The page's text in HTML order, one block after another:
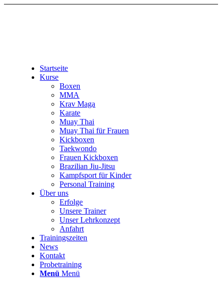
Startseite
Kurse
Boxen
MMA
Krav Maga
Karate
Muay Thai
Muay Thai für Frauen
Kickboxen
Taekwondo
Frauen Kickboxen
Brazilian Jiu-Jitsu
Kampfsport für Kinder
Personal Training
Über uns
Erfolge
Unsere Trainer
Unser Lehrkonzept
Anfahrt
Trainingszeiten
News
Kontakt
Probetraining
Menü Menü